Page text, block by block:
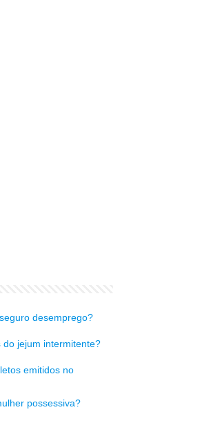
desemprego?
do jejum intermitente?
emitidos no
possessiva?